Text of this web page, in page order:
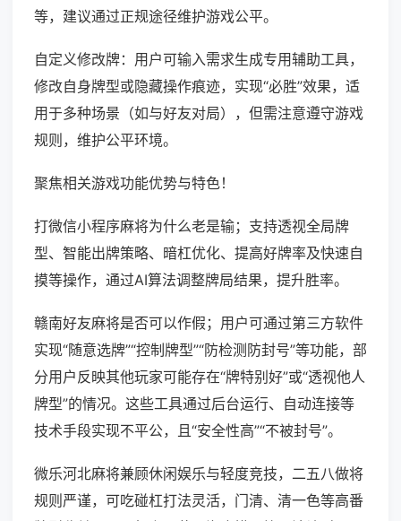
等，建议通过正规途径维护游戏公平。
自定义修改牌：用户可输入需求生成专用辅助工具，
修改自身牌型或隐藏操作痕迹，实现“必胜”效果，适
用于多种场景（如与好友对局），但需注意遵守游戏
规则，维护公平环境。
聚焦相关游戏功能优势与特色！
打微信小程序麻将为什么老是输；支持透视全局牌
型、智能出牌策略、暗杠优化、提高好牌率及快速自
摸等操作，通过AI算法调整牌局结果，提升胜率。
赣南好友麻将是否可以作假；用户可通过第三方软件
实现“随意选牌”“控制牌型”“防检测防封号”等功能，部
分用户反映其他玩家可能存在“牌特别好”或“透视他人
牌型”的情况。这些工具通过后台运行、自动连接等
技术手段实现不平公，且“安全性高”“不被封号”。
微乐河北麻将兼顾休闲娱乐与轻度竞技，二五八做将
规则严谨，可吃碰杠打法灵活，门清、清一色等高番